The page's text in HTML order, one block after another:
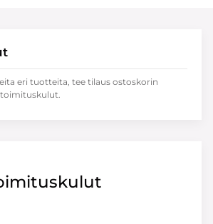
eri tuotteita, tee tilaus ostoskorin
toimituskulut.